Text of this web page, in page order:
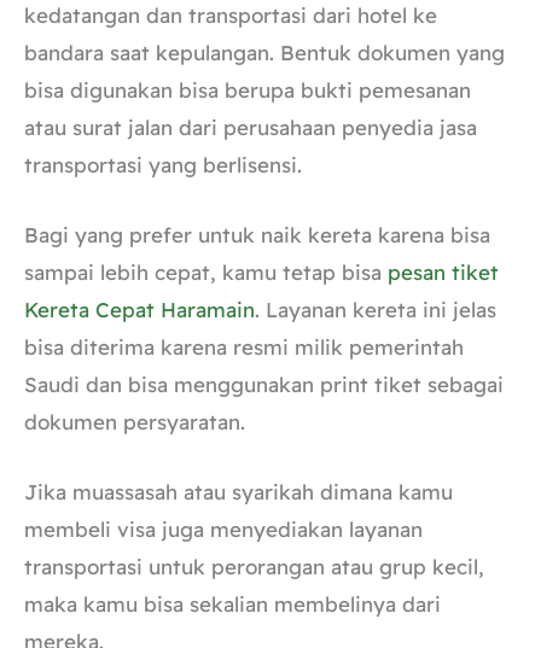
kedatangan dan transportasi dari hotel ke
bandara saat kepulangan. Bentuk dokumen yang
bisa digunakan bisa berupa bukti pemesanan
atau surat jalan dari perusahaan penyedia jasa
transportasi yang berlisensi.
Bagi yang prefer untuk naik kereta karena bisa
sampai lebih cepat, kamu tetap bisa pesan tiket
Kereta Cepat Haramain. Layanan kereta ini jelas
bisa diterima karena resmi milik pemerintah
Saudi dan bisa menggunakan print tiket sebagai
dokumen persyaratan.
Jika muassasah atau syarikah dimana kamu
membeli visa juga menyediakan layanan
transportasi untuk perorangan atau grup kecil,
maka kamu bisa sekalian membelinya dari
mereka.